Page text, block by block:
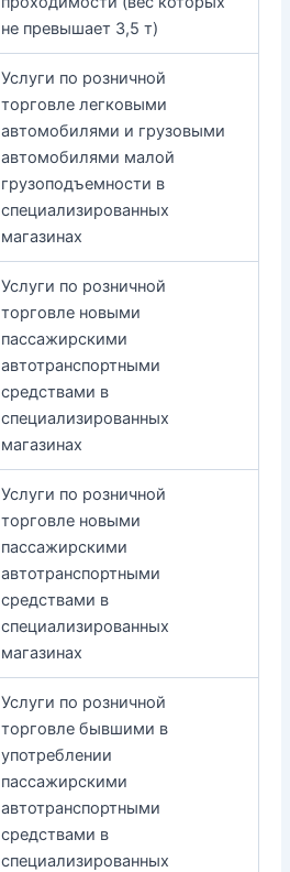
не превышает 3,5 т)
Услуги по розничной
торговле легковыми
автомобилями и грузовыми
автомобилями малой
грузоподъемности в
специализированных
магазинах
Услуги по розничной
торговле новыми
пассажирскими
автотранспортными
средствами в
специализированных
магазинах
Услуги по розничной
торговле новыми
пассажирскими
автотранспортными
средствами в
специализированных
магазинах
Услуги по розничной
торговле бывшими в
употреблении
пассажирскими
автотранспортными
средствами в
специализированных